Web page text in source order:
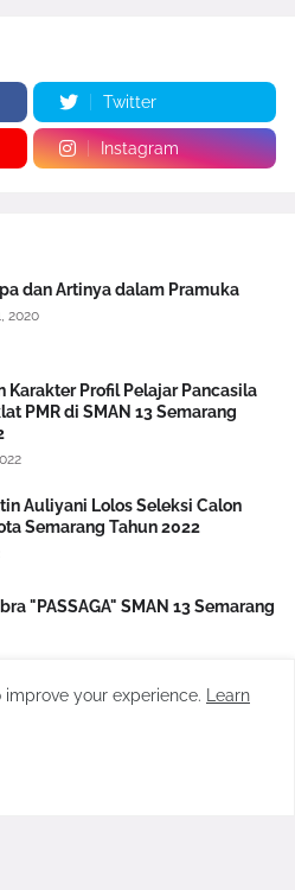
Twitter
Instagram
dan Artinya dalam Pramuka
2020
Karakter Profil Pelajar Pancasila
PMR di SMAN 13 Semarang
Auliyani Lolos Seleksi Calon
Semarang Tahun 2022
"PASSAGA" SMAN 13 Semarang
SMAN 13 Semarang
your experience.
Learn